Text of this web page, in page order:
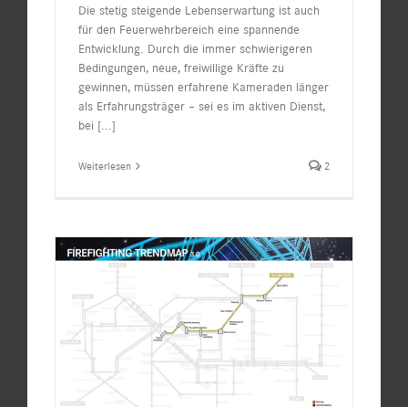
Die stetig steigende Lebenserwartung ist auch
für den Feuerwehrbereich eine spannende
Entwicklung. Durch die immer schwierigeren
Bedingungen, neue, freiwillige Kräfte zu
gewinnen, müssen erfahrene Kameraden länger
als Erfahrungsträger – sei es im aktiven Dienst,
bei [...]
Weiterlesen 2